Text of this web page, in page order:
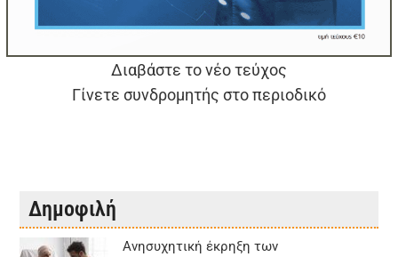
Διαβάστε το νέο τεύχος
Γίνετε συνδρομητής στο περιοδικό
Δημοφιλή
Aνησυχητική έκρηξη των